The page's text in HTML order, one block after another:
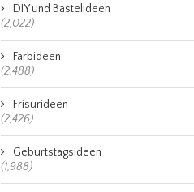
DIY und Bastelideen
(2,022)
Farbideen
(2,488)
Frisurideen
(2,426)
Geburtstagsideen
(1,988)